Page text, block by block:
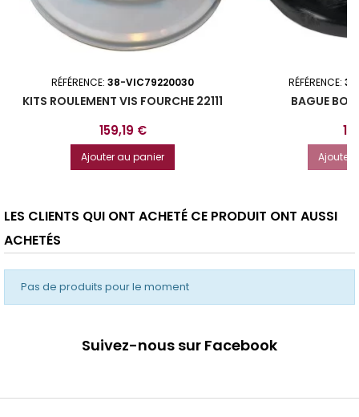
RÉFÉRENCE: 38-VIC79220030
KITS ROULEMENT VIS FOURCHE 22111
Prix
159,19 €
Ajouter au panier
RÉFÉRENCE:
BAGUE
Ajouter
LES CLIENTS QUI ONT ACHETÉ CE PRODUIT ONT AUSSI
ACHETÉS
Pas de produits pour le moment
Suivez-nous sur Facebook